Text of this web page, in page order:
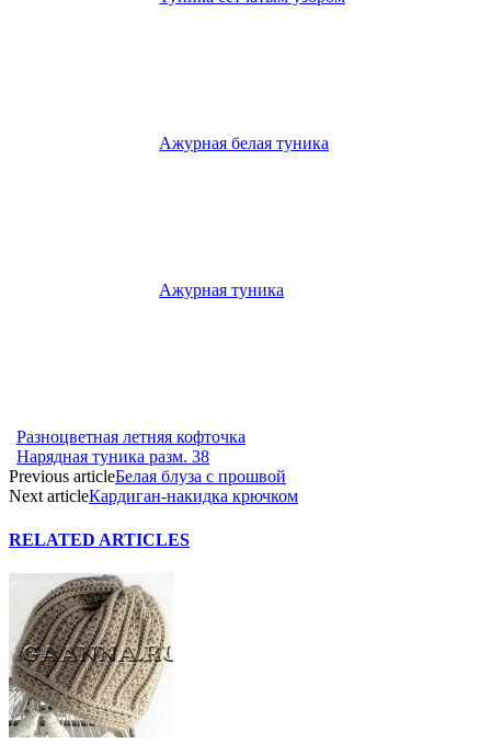
Ажурная белая туника
Ажурная туника
Разноцветная летняя кофточка
Нарядная туника разм. 38
Previous articleБелая блуза с прошвой
Next articleКардиган-накидка крючком
RELATED ARTICLES